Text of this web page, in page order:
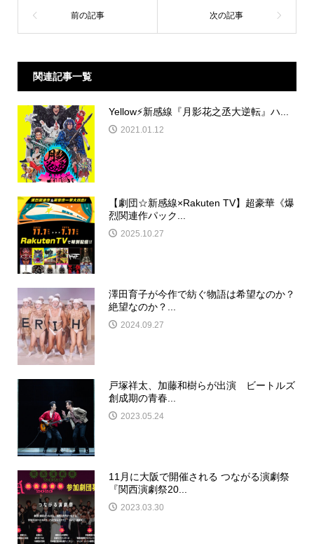
関連記事一覧
Yellow⚡️新感線『月影花之丞大逆転』ハ...
2021.01.12
【劇団☆新感線×Rakuten TV】超豪華《爆
烈関連作パック...
2025.10.27
澤田育子が今作で紡ぐ物語は希望なのか？
絶望なのか？...
2024.09.27
戸塚祥太、加藤和樹らが出演 ビートルズ
創成期の青春...
2023.05.24
11月に大阪で開催される つながる演劇祭
『関西演劇祭20...
2023.03.30